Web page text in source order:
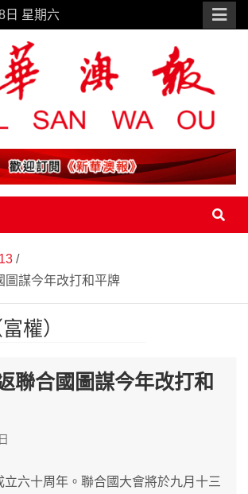
日 星期六
13
圖謀今年改打和平牌
權）
聯合國圖謀今年改打和
立六十周年。聯合國大會將於九月十三